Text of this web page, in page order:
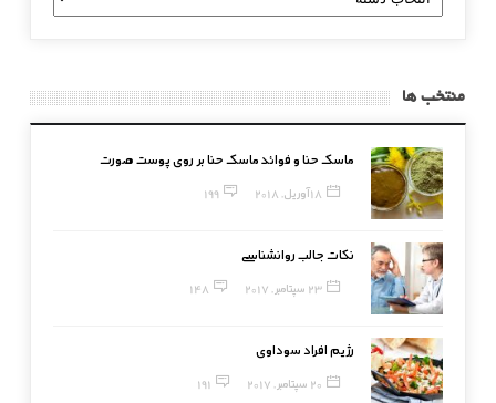
بندی
منتخب ها
ماسک حنا و فوائد ماسک حنا بر روی پوست صورت
18 آوریل, 2018 199
نکات جالب روانشناسی
23 سپتامبر, 2017 148
رژیم افراد سوداوی
20 سپتامبر, 2017 191